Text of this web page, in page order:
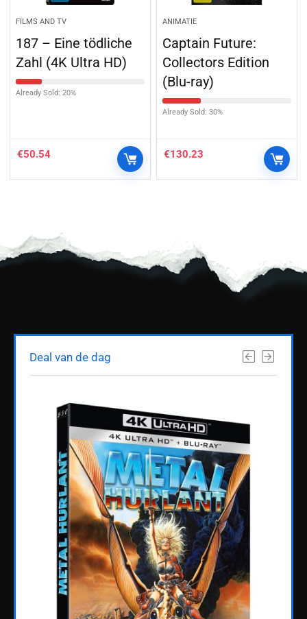
FILMS AND TV
187 – Eine tödliche
Zahl (4K Ultra HD)
Already Sold: 20%
€50.54
ANIMATIE
Captain Future:
Collectors Edition
(Blu-ray)
Already Sold: 30%
€130.23
Deal van de dag